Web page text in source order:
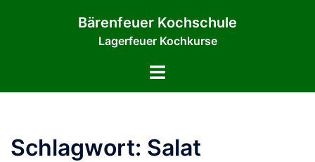
Bärenfeuer Kochschule
Lagerfeuer Kochkurse
Menü
Schlagwort: Salat